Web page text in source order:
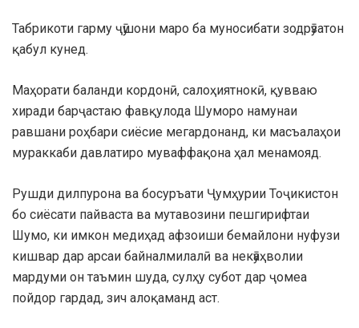
Табрикоти гарму ҷӯшони маро ба муносибати зодрӯзатон
қабул кунед.
Маҳорати баланди кордонӣ, салоҳиятнокӣ, қувваю
хиради барҷастаю фавқулода Шуморо намунаи
равшани роҳбари сиёсие мегардонанд, ки масъалаҳои
мураккаби давлатиро муваффақона ҳал менамояд.
Рушди дилпурона ва босуръати Ҷумҳурии Тоҷикистон
бо сиёсати пайваста ва мутавозини пешгирифтаи
Шумо, ки имкон медиҳад афзоиши бемайлони нуфузи
кишвар дар арсаи байналмилалӣ ва некӯаҳволии
мардуми он таъмин шуда, сулҳу субот дар ҷомеа
пойдор гардад, зич алоқаманд аст.